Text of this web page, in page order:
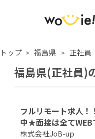
トップ 福島県 正社員
福島県(正社員)
フルリモート求人
中★面接は全てWEB
株式会社JoB-up